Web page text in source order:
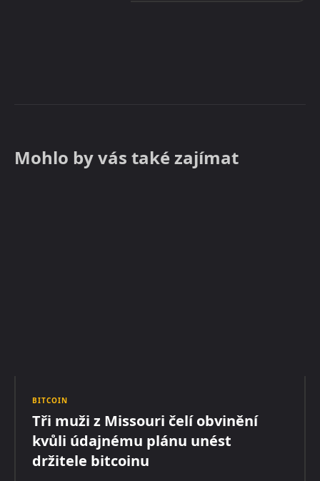
Mohlo by vás také zajímat
BITCOIN
Tři muži z Missouri čelí obvinění
kvůli údajnému plánu unést
držitele bitcoinu